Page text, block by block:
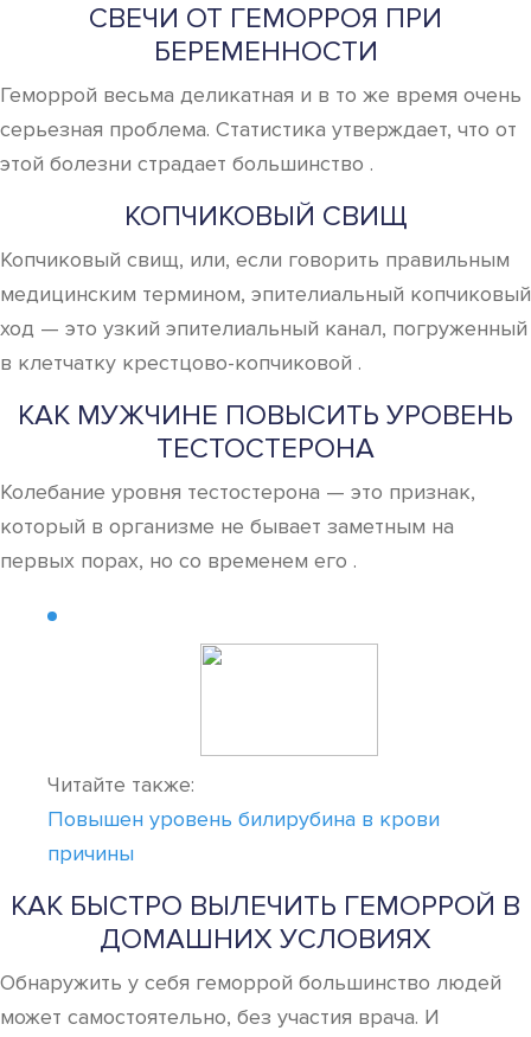
СВЕЧИ ОТ ГЕМОРРОЯ ПРИ
БЕРЕМЕННОСТИ
Геморрой весьма деликатная и в то же время очень
серьезная проблема. Статистика утверждает, что от
этой болезни страдает большинство .
КОПЧИКОВЫЙ СВИЩ
Копчиковый свищ, или, если говорить правильным
медицинским термином, эпителиальный копчиковый
ход — это узкий эпителиальный канал, погруженный
в клетчатку крестцово-копчиковой .
КАК МУЖЧИНЕ ПОВЫСИТЬ УРОВЕНЬ
ТЕСТОСТЕРОНА
Колебание уровня тестостерона — это признак,
который в организме не бывает заметным на
первых порах, но со временем его .
Читайте также:
Повышен уровень билирубина в крови
причины
КАК БЫСТРО ВЫЛЕЧИТЬ ГЕМОРРОЙ В
ДОМАШНИХ УСЛОВИЯХ
Обнаружить у себя геморрой большинство людей
может самостоятельно, без участия врача. И